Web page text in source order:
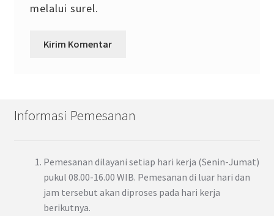
melalui surel.
Informasi Pemesanan
Pemesanan dilayani setiap hari kerja (Senin-Jumat)
pukul 08.00-16.00 WIB. Pemesanan di luar hari dan
jam tersebut akan diproses pada hari kerja
berikutnya.